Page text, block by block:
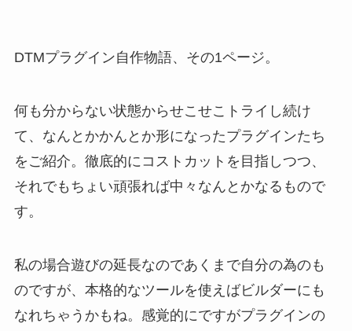
DTMプラグイン自作物語、その1ページ。
何も分からない状態からせこせこトライし続け
て、なんとかかんとか形になったプラグインたち
をご紹介。徹底的にコストカットを目指しつつ、
それでもちょい頑張れば中々なんとかなるもので
す。
私の場合遊びの延長なのであくまで自分の為のも
のですが、本格的なツールを使えばビルダーにも
なれちゃうかもね。感覚的にですがプラグインの